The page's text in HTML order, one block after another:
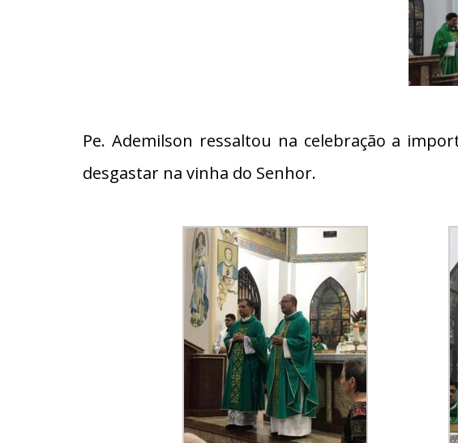
Pe. Ademilson ressaltou na celebração a
desgastar na vinha do Senhor.